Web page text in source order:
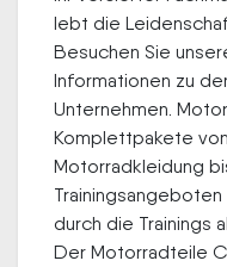
lebt die
Besuchen Sie
Informationen zu
Unternehmen.
Komplettpakete
Motorradkleidung
Trainingsangeboten
durch die Trainings
Der Motorradteile